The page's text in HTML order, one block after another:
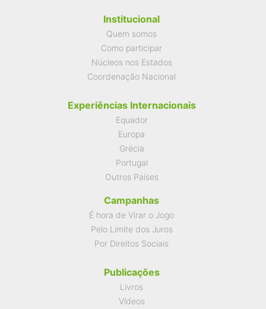
Institucional
Quem somos
Como participar
Núcleos nos Estados
Coordenação Nacional
Experiências Internacionais
Equador
Europa
Grécia
Portugal
Outros Países
Campanhas
É hora de Virar o Jogo
Pelo Limite dos Juros
Por Direitos Sociais
Publicações
Livros
Vídeos